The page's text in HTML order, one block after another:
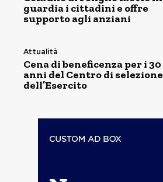
guardia i cittadini e offre
supporto agli anziani
Attualità
Cena di beneficenza per i 30
anni del Centro di selezione
dell’Esercito